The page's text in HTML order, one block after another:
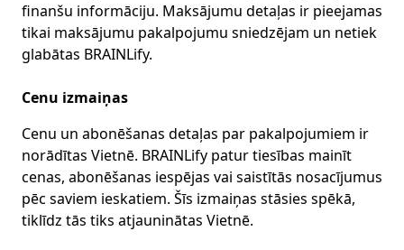
finanšu informāciju. Maksājumu detaļas ir pieejamas
tikai maksājumu pakalpojumu sniedzējam un netiek
glabātas BRAINLify.
Cenu izmaiņas
Cenu un abonēšanas detaļas par pakalpojumiem ir
norādītas Vietnē. BRAINLify patur tiesības mainīt
cenas, abonēšanas iespējas vai saistītās nosacījumus
pēc saviem ieskatiem. Šīs izmaiņas stāsies spēkā,
tiklīdz tās tiks atjauninātas Vietnē.